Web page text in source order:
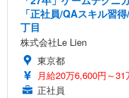
「正社員/QAスキル習
丁目
株式会社Le Lien
東京都
月給20万6,600円～31
正社員